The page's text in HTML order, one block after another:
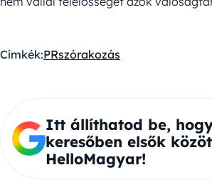
Címkék:PRszórakozás
Itt állíthatod be,
keresőben elsők
HelloMagyar!